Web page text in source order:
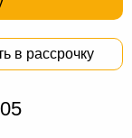
в рассрочку